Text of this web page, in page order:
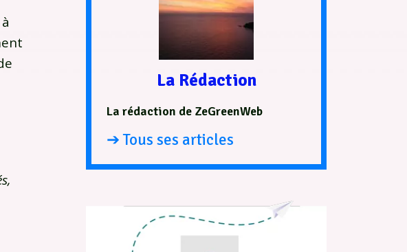
La Rédaction
La rédaction de ZeGreenWeb
➔ Tous ses articles